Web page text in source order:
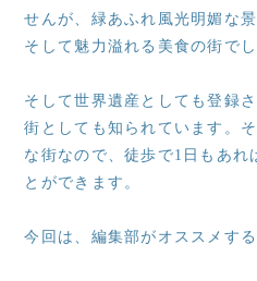
せんが、緑あふれ風光明媚な
そして魅力溢れる美食の街でし
そして世界遺産としても登録
街としても知られています。
な街なので、徒歩で1日もあれ
とができます。
今回は、編集部がオススメす